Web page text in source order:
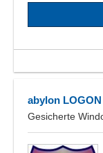
abylon LOGON
Gesicherte